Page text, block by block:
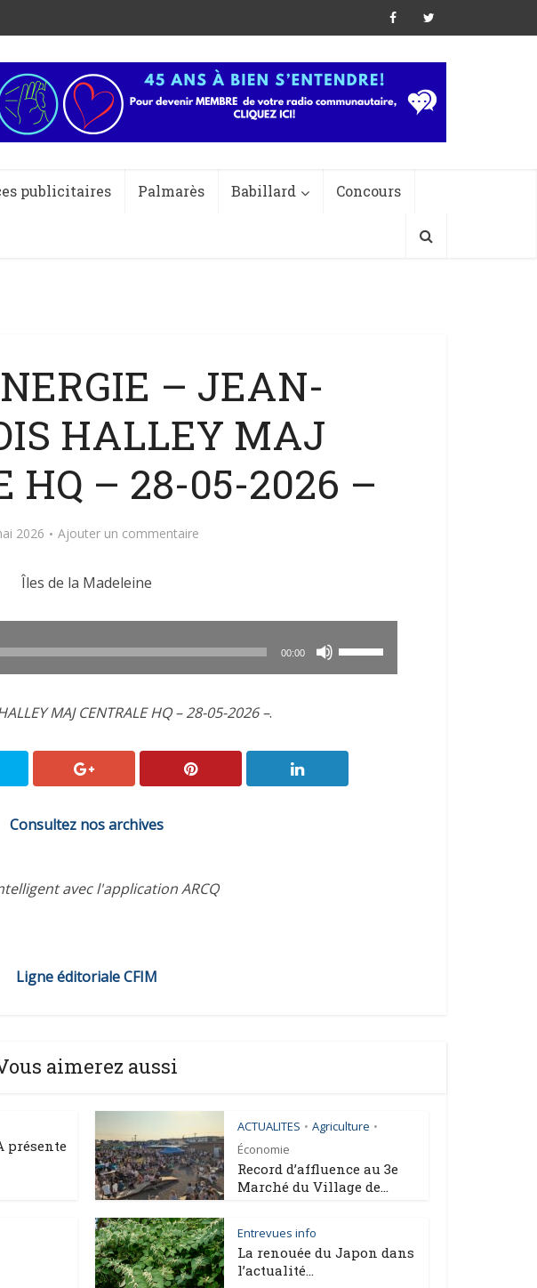
publicitaires Palmarès Babillard Concours
– JEAN-
HALLEY MAJ
HQ – 28-05-2026 –
2026 Ajouter un commentaire
Îles de la Madeleine
00:00
ou
MAJ CENTRALE HQ – 28-05-2026 –.
Consultez nos archives
avec l'application ARCQ
Ligne éditoriale CFIM
aimerez aussi
présente
ACTUALITES • Agriculture •
Économie
Record d’affluence au 3e
Marché du Village de...
Entrevues info
La renouée du Japon dans
l’actualité...